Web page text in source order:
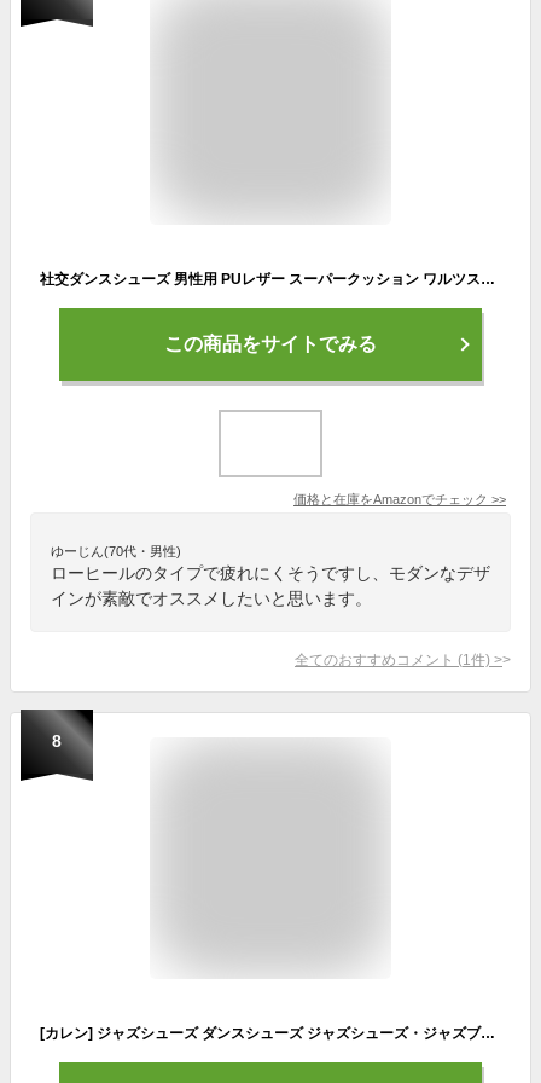
社交ダンスシューズ 男性用 PUレザー スーパークッション ワルツスタンダード モダン ラテン 疲れない タンゴ ジャズ ローヒール ステージ 舞台靴 練習 靴 初心者 上級者 (37# 靴内長23.5cm, ブラック)
この商品をサイトでみる
価格と在庫をAmazonでチェック >>
ゆーじん(70代・男性)
ローヒールのタイプで疲れにくそうですし、モダンなデザ
インが素敵でオススメしたいと思います。
全てのおすすめコメント (1 件) >
8
[カレン] ジャズシューズ ダンスシューズ ジャズシューズ・ジャズブーツ スエードソール仕様 軽量 子供 大人 初心者 練習用 ブラック 24.5cm